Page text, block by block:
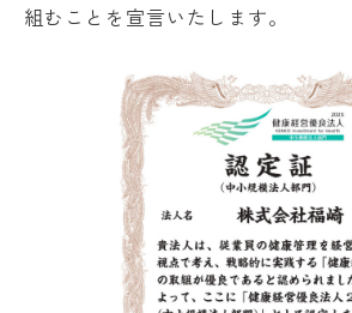
組むことを宣言いたします。